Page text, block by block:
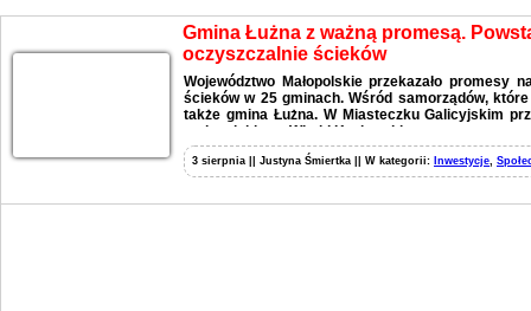
Gmina Łużna z ważną promesą.
oczyszczalnie ścieków
Województwo Małopolskie przekazało promesy
ścieków w 25 gminach. Wśród samorządów,
także gmina Łużna. W Miasteczku Galicyjskim
małopolskiego, Witold Kozłowski.
3 sierpnia || Justyna Śmiertka || W kategorii: Inwestycje